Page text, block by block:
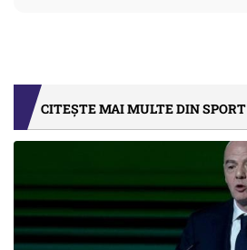
CITEȘTE MAI MULTE DIN SPORT